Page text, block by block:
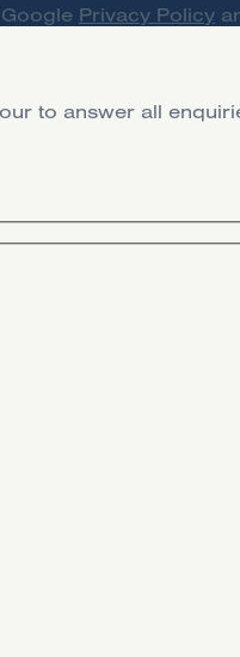
Privacy Policy
to answer all